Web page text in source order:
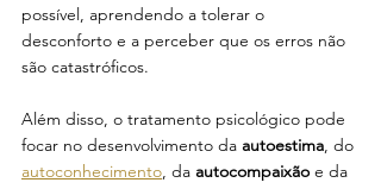
possível, aprendendo a tolerar o
desconforto e a perceber que os erros não
são catastróficos.
Além disso, o tratamento psicológico pode
focar no desenvolvimento da autoestima, do
autoconhecimento, da autocompaixão e da